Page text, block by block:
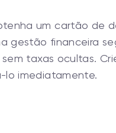
um cartão de
gestão financeira
taxas ocultas.
lo imediatamente.